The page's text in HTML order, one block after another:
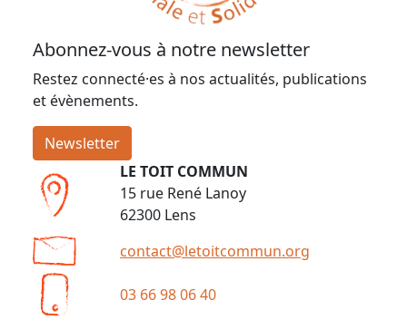
Abonnez-vous à notre newsletter
Restez connecté·es à nos actualités, publications
et évènements.
Newsletter
LE TOIT COMMUN
15 rue René Lanoy
62300 Lens
contact@letoitcommun.org
03 66 98 06 40